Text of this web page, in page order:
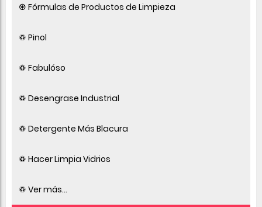
♼ Fórmulas de Productos de Limpieza
♽ Pinol
♽ Fabulóso
♽ Desengrase Industrial
♽ Detergente Más Blacura
♽ Hacer Limpia Vidrios
♽ Ver más...